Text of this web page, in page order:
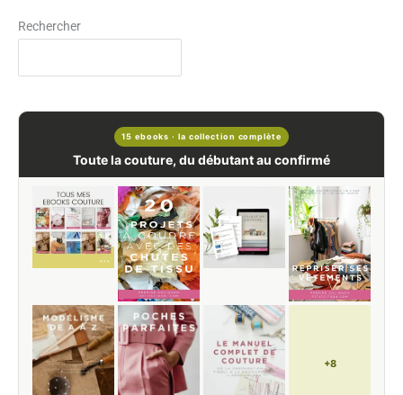
Rechercher
15 ebooks · la collection complète
Toute la couture, du débutant au confirmé
+8